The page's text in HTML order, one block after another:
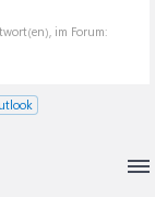
im Forum: